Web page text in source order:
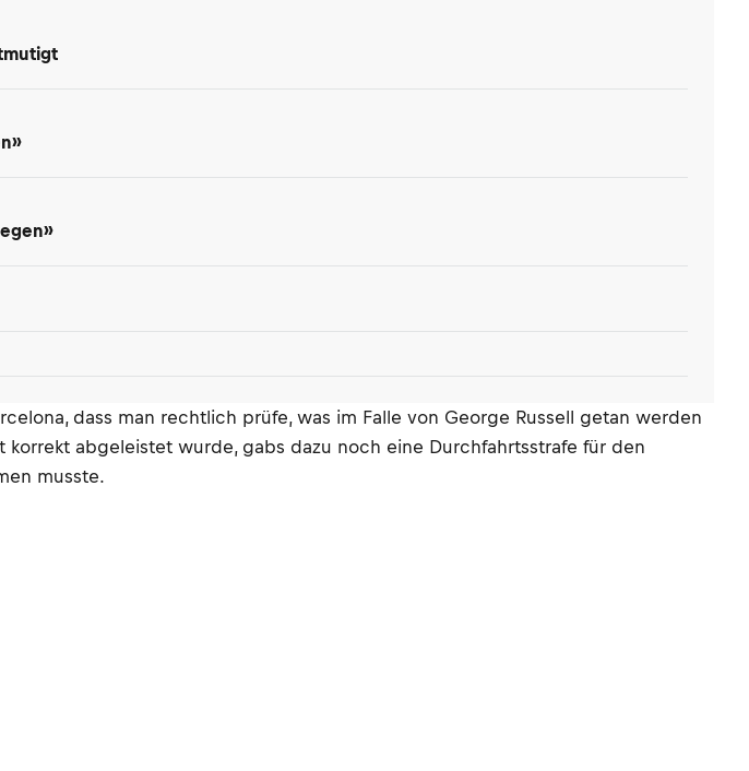
dass man rechtlich prüfe, was im Falle von George Russell getan werden
abgeleistet wurde, gabs dazu noch eine Durchfahrtsstrafe für den
musste.